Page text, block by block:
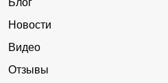
Новости
Видео
Отзывы